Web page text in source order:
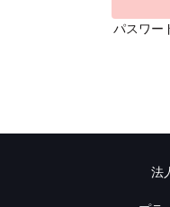
パスワー
法